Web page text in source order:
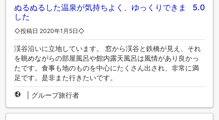
ぬるぬるした温泉が気持ちよく、ゆっくりできま
した
5.0
◇投稿日 2020年1月5日◇
渓谷沿いに立地しています。 窓から渓谷と鉄橋が見え、それ
を眺めながらの部屋風呂や館内露天風呂は風情があり良かっ
たです。食事も地のものを中心にたくさん出され、非常に満
足です。是非また行きたいです。
グループ旅行者